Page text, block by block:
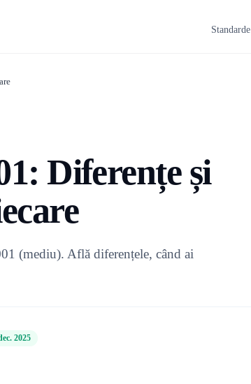
Standarde
Diferențe și
(mediu). Află diferențele, când ai
2025